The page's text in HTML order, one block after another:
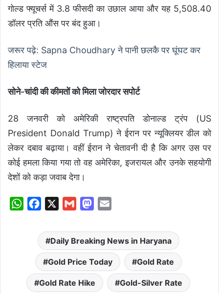
गोल्ड फ्यूचर्स में 3.8 फीसदी का उछाल आया और यह 5,508.40
डॉलर प्रति औंस पर बंद हुआ।
जरूर पढ़े: Sapna Choudhary ने पानी छलकै पर घूंघट कर
हिलाया स्टेज
सोने-चांदी की कीमतों को मिला जोरदार सपोर्ट
28 जनवरी को अमेरिकी राष्ट्रपति डोनाल्ड ट्रंप (US
President Donald Trump) ने ईरान पर न्यूक्लियर डील को
लेकर दबाव बढ़ाया। वहीं ईरान ने चेतावनी दी है कि अगर उस पर
कोई हमला किया गया तो वह अमेरिका, इजरायल और उनके सहयोगी
देशों को कड़ा जवाब देगा।
W
p
c
b
o
o
a
i
l
M
s
t
o
d
o
a
i
l
Daily Breaking News in Haryana
Gold Price Today Gold Rate
Gold Rate Hike Gold-Silver Rate